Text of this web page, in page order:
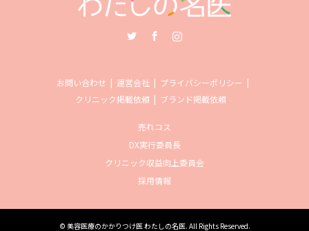
お問い合わせ 運営会社
プライバシーポリシー
クリニック掲載依頼
ブランド掲載依頼
売れコス
DX実行委員長
クリニック収益向上委員会
採用情報
© 美容医療のかかりつけ医 わたしの名医. All Rights Reserved.